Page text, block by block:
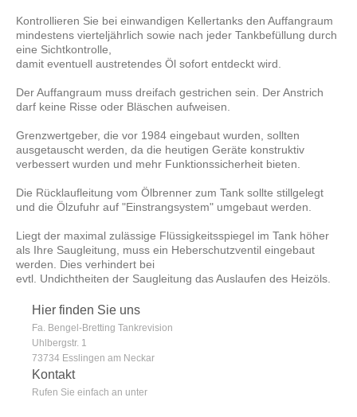
Kontrollieren Sie bei einwandigen Kellertanks den Auffangraum
mindestens vierteljährlich sowie nach jeder Tankbefüllung durch
eine Sichtkontrolle,
damit eventuell austretendes Öl sofort entdeckt wird.
Der Auffangraum muss dreifach gestrichen sein. Der Anstrich
darf keine Risse oder Bläschen aufweisen.
Grenzwertgeber, die vor 1984 eingebaut wurden, sollten
ausgetauscht werden, da die heutigen Geräte konstruktiv
verbessert wurden und mehr Funktionssicherheit bieten.
Die Rücklaufleitung vom Ölbrenner zum Tank sollte stillgelegt
und die Ölzufuhr auf "Einstrangsystem" umgebaut werden.
Liegt der maximal zulässige Flüssigkeitsspiegel im Tank höher
als Ihre Saugleitung, muss ein Heberschutzventil eingebaut
werden. Dies verhindert bei
evtl. Undichtheiten der Saugleitung das Auslaufen des Heizöls.
Hier finden Sie uns
Fa. Bengel-Bretting Tankrevision
Uhlbergstr. 1
73734 Esslingen am Neckar
Kontakt
Rufen Sie einfach an unter